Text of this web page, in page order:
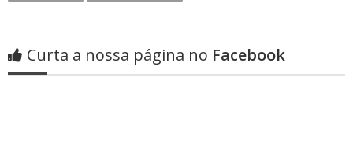
Curta a nossa página no Facebook